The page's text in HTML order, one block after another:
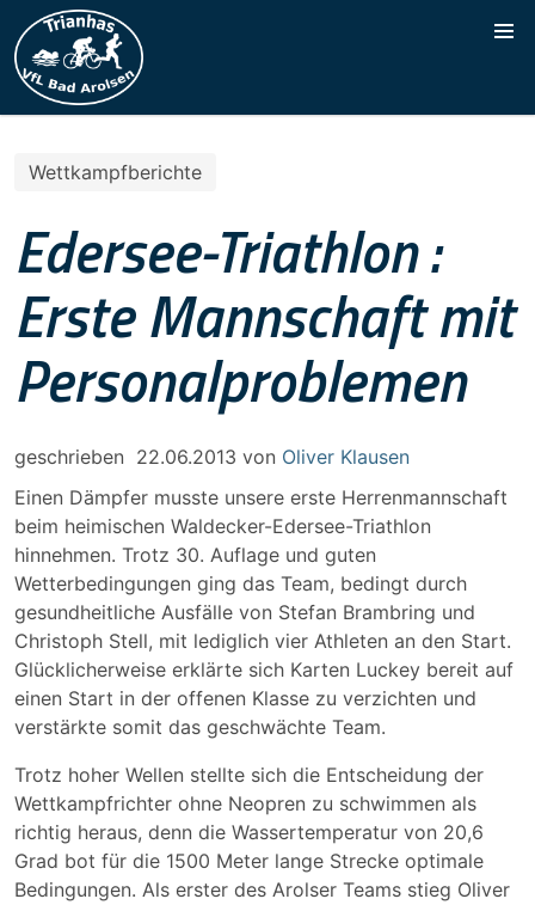
Wettkampfberichte
Edersee-Triathlon :
Erste Mannschaft mit
Personalproblemen
geschrieben 22.06.2013 von Oliver Klausen
Einen Dämpfer musste unsere erste Herrenmannschaft
beim heimischen Waldecker-Edersee-Triathlon
hinnehmen. Trotz 30. Auflage und guten
Wetterbedingungen ging das Team, bedingt durch
gesundheitliche Ausfälle von Stefan Brambring und
Christoph Stell, mit lediglich vier Athleten an den Start.
Glücklicherweise erklärte sich Karten Luckey bereit auf
einen Start in der offenen Klasse zu verzichten und
verstärkte somit das geschwächte Team.
Trotz hoher Wellen stellte sich die Entscheidung der
Wettkampfrichter ohne Neopren zu schwimmen als
richtig heraus, denn die Wassertemperatur von 20,6
Grad bot für die 1500 Meter lange Strecke optimale
Bedingungen. Als erster des Arolser Teams stieg Oliver